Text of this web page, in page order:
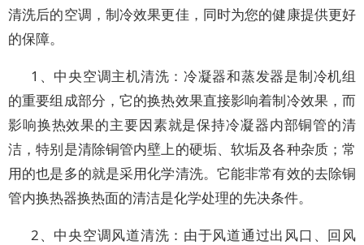
清洗后的空调，制冷效果更佳，同时为您的健康提供更好
的保障。
1、中央空调主机清洗：冷凝器和蒸发器是制冷机组
的重要组成部分，它的换热效果直接影响着制冷效果，而
影响换热效果的主要因素就是保持冷凝器内部铜管的清
洁，特别是清除铜管内壁上的硬垢、软垢及各种杂质；常
用的也是多的就是采用化学清洗。它能非常有效的去除铜
管内换热器换热面的清洁是化学处理的先决条件。
2、中央空调风道清洗：由于风道通过出风口、回风